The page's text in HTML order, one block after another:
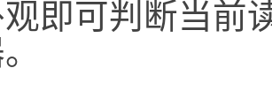
即可判断当前